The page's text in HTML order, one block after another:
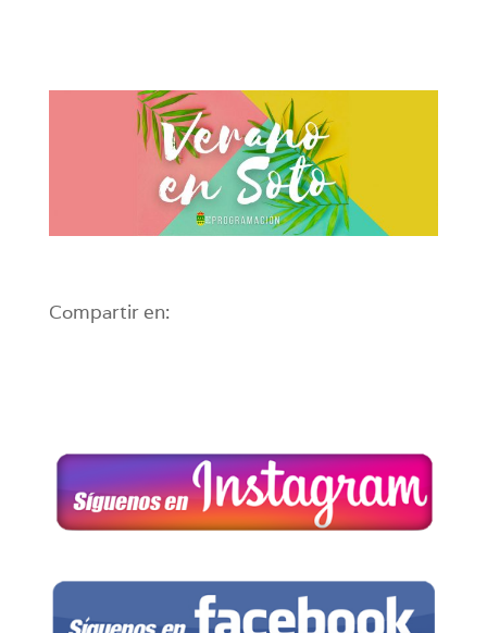
Compartir en: